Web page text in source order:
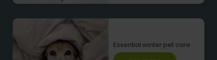
Essential winter pet care